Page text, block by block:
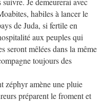
habiles à lancer le
de Juda, si fertile en
aux peuples qui
seront mêlées dans la même
toujours des
zéphyr amène une pluie
préparent le froment et